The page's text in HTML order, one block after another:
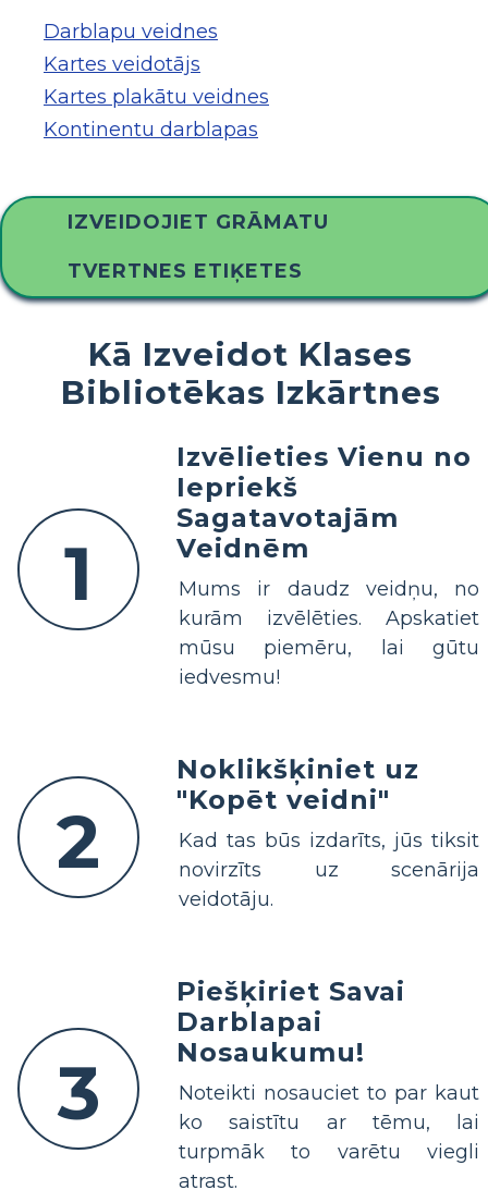
Darblapu veidnes
Kartes veidotājs
Kartes plakātu veidnes
Kontinentu darblapas
IZVEIDOJIET GRĀMATU
TVERTNES ETIĶETES
Kā Izveidot Klases
Bibliotēkas Izkārtnes
1
Izvēlieties Vienu no
Iepriekš
Sagatavotajām
Veidnēm
Mums ir daudz veidņu, no
kurām izvēlēties. Apskatiet
mūsu piemēru, lai gūtu
iedvesmu!
2
Noklikšķiniet uz
"Kopēt veidni"
Kad tas būs izdarīts, jūs tiksit
novirzīts uz scenārija
veidotāju.
3
Piešķiriet Savai
Darblapai
Nosaukumu!
Noteikti nosauciet to par kaut
ko saistītu ar tēmu, lai
turpmāk to varētu viegli
atrast.